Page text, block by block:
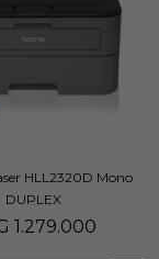
HLL2320D Mono
DUPLEX
1.279.000